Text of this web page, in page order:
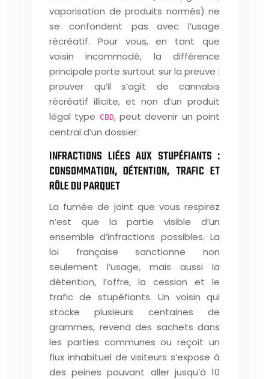
vaporisation de produits normés) ne
se confondent pas avec l’usage
récréatif. Pour vous, en tant que
voisin incommodé, la différence
principale porte surtout sur la preuve :
prouver qu’il s’agit de cannabis
récréatif illicite, et non d’un produit
légal type CBD, peut devenir un point
central d’un dossier.
INFRACTIONS LIÉES AUX STUPÉFIANTS :
CONSOMMATION, DÉTENTION, TRAFIC ET
RÔLE DU PARQUET
La fumée de joint que vous respirez
n’est que la partie visible d’un
ensemble d’infractions possibles. La
loi française sanctionne non
seulement l’usage, mais aussi la
détention, l’offre, la cession et le
trafic de stupéfiants. Un voisin qui
stocke plusieurs centaines de
grammes, revend des sachets dans
les parties communes ou reçoit un
flux inhabituel de visiteurs s’expose à
des peines pouvant aller jusqu’à 10